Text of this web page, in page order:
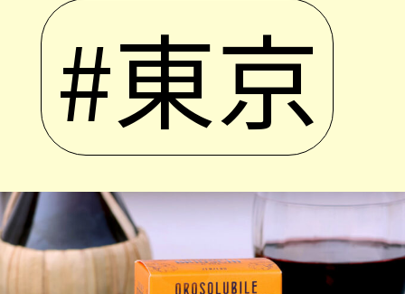
#東京